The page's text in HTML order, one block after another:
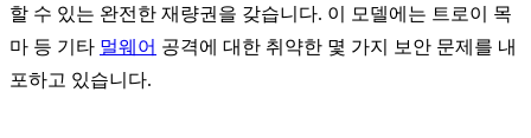
할 수 있는 완전한 재량권을 갖습니다. 이 모델에는 트로이 목
마 등 기타 멀웨어 공격에 대한 취약한 몇 가지 보안 문제를 내
포하고 있습니다.